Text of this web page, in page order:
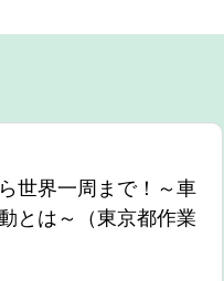

世界一周まで！～車
とは～（東京都作業